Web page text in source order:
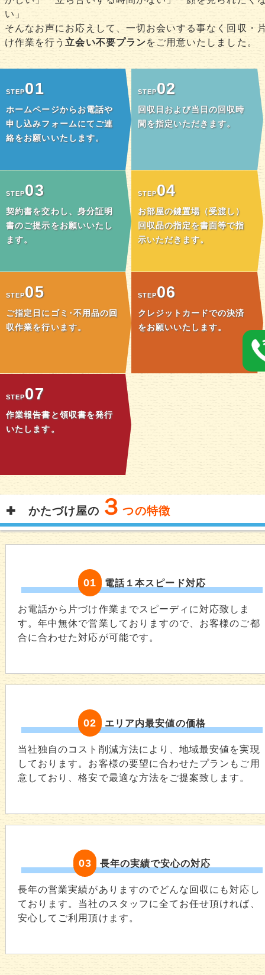
い」
そんなお声にお応えして、一切お会いする事なく回収・
け作業を行う 立会い不要プランをご用意いたしました。
STEP01
ホームページからお電話や
申し込みフォームにてご連
絡をお願いいたします。
STEP02
回収日および当日の回収時
間を指定いただきます。
STEP03
契約書を交わし、身分証明
書のご提示をお願いいたし
ます。
STEP04
お部屋の鍵置場（受渡し）
回収品の指定を書面等で指
示いただきます。
STEP05
ご指定日にゴミ･不用品の回
収作業を行います。
STEP06
クレジットカードでの決済
をお願いいたします。
STEP07
作業報告書と領収書を発行
いたします。
かたづけ屋の ３つの特徴
01 電話１本スピード対応
お電話から片づけ作業までスピーディに対応致しま
す。年中無休で営業しておりますので、お客様のご都
合に合わせた対応が可能です。
02 エリア内最安値の価格
当社独自のコスト削減方法により、地域最安値を実現
しております。お客様の要望に合わせたプランもご用
意しており、格安で最適な方法をご提案致します。
03 長年の実績で安心の対応
長年の営業実績がありますのでどんな回収にも対応し
ております。当社のスタッフに全てお任せ頂ければ、
安心してご利用頂けます。